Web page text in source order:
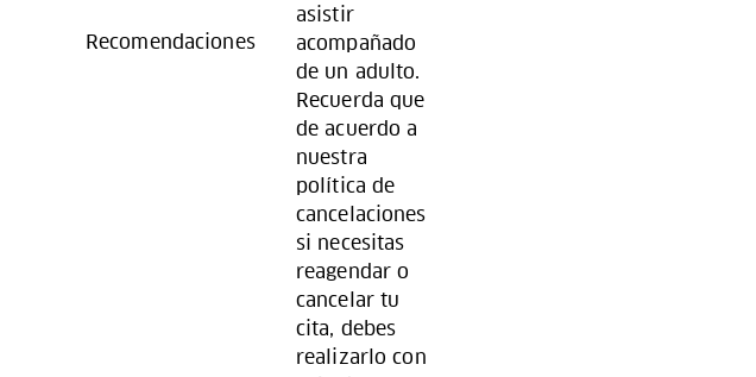
Recomendaciones
asistir
acompañado
de un adulto.
Recuerda que
de acuerdo a
nuestra
política de
cancelaciones
si necesitas
reagendar o
cancelar tu
cita, debes
realizarlo con